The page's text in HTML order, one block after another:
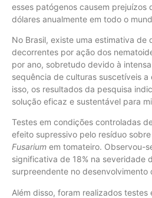
esses patógenos causem prejuízos
dólares anualmente em todo o
No Brasil, existe uma estimativa de
decorrentes por ação dos
por ano, sobretudo devido à
sequência de culturas suscetíveis
isso, os resultados da pesquisa
solução eficaz e sustentável para
Testes em condições controladas
efeito supressivo pelo resíduo sobre
Fusarium em tomateiro. Observou-
significativa de 18% na severidade
surpreendente no desenvolvimento
Além disso, foram realizados